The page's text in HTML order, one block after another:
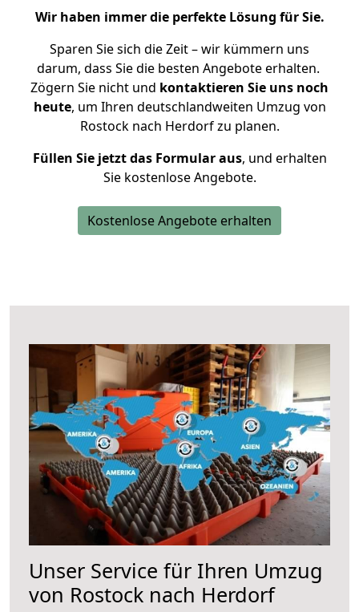
Wir haben immer die perfekte Lösung für Sie.
Sparen Sie sich die Zeit – wir kümmern uns
darum, dass Sie die besten Angebote erhalten.
Zögern Sie nicht und kontaktieren Sie uns noch
heute, um Ihren deutschlandweiten Umzug von
Rostock nach Herdorf zu planen.
Füllen Sie jetzt das Formular aus, und erhalten
Sie kostenlose Angebote.
Kostenlose Angebote erhalten
Unser Service für Ihren Umzug
von Rostock nach Herdorf